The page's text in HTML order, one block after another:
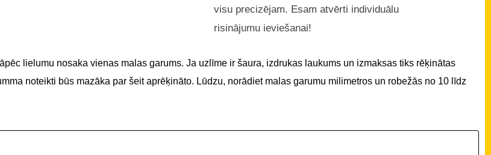
visu precizējam. Esam atvērti individuālu
risinājumu ieviešanai!
lielumu nosaka vienas malas garums. Ja uzlīme ir šaura, izdrukas laukums un izmaksas tiks rēķinātas
noteikti būs mazāka par šeit aprēķināto. Lūdzu, norādiet malas garumu milimetros un robežās no 10 līdz